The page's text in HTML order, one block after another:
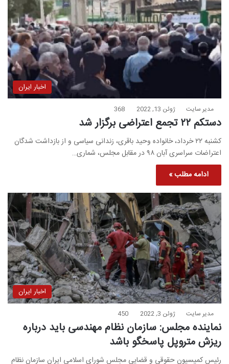
اخبار ایران
مدیر سایت ژوئن 13, 2022 368
دستکم ۲۲ تجمع اعتراضی برگزار شد
کشنبه ۲۲ خرداد، خانواده ‎وحید باقری، زندانی سیاسی و از بازداشت شدگان
اعتراضات سراسری آبان ۹۸ در مقابل مجلس، شماری…
ادامه مطلب »
اخبار ایران
مدیر سایت ژوئن 3, 2022 450
نماینده مجلس: سازمان نظام مهندسی باید درباره
ریزش متروپل پاسخگو باشد
رئیس کمیسیون حقوقی و قضایی مجلس شورای اسلامی ایران سازمان نظام